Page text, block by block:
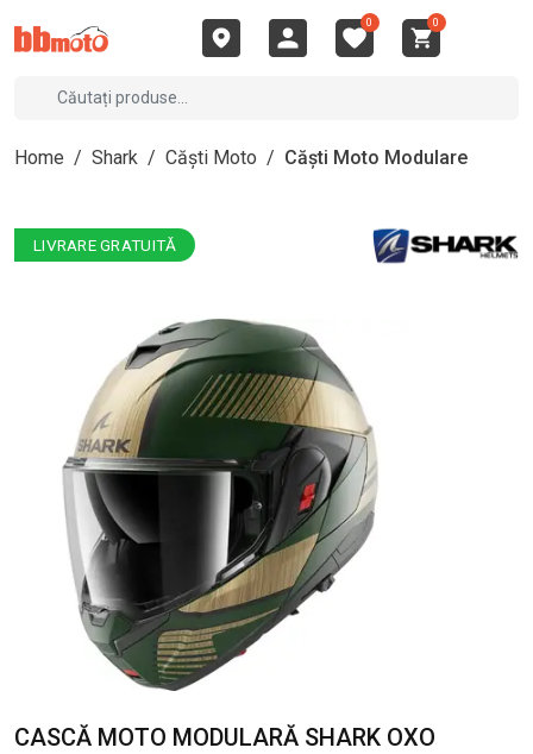
0 0
Home / Shark / Căști Moto / Căști Moto Modulare
LIVRARE GRATUITĂ
CASCĂ MOTO MODULARĂ SHARK OXO